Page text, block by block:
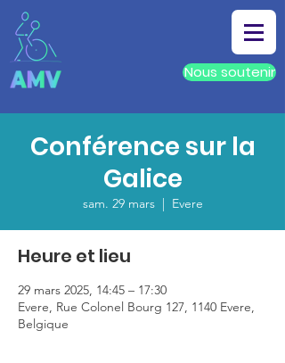
Nous soutenir
Conférence sur la
Galice
sam. 29 mars
  |
Evere
Heure et lieu
29 mars 2025, 14:45 – 17:30
Evere, Rue Colonel Bourg 127, 1140 Evere,
Belgique